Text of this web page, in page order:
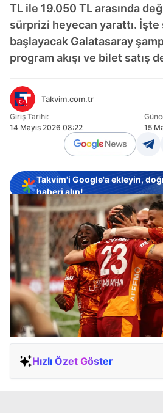
TL ile 19.050 TL arasında
sürprizi heyecan yarattı. İşte
başlayacak Galatasaray
program akışı ve bilet satış
Takvim.com.tr
Giriş Tarihi:
14 Mayıs 2026 08:22
15
Takvim'i Google'a ekleyin,
haberi alın!
Hızlı Özet Göster